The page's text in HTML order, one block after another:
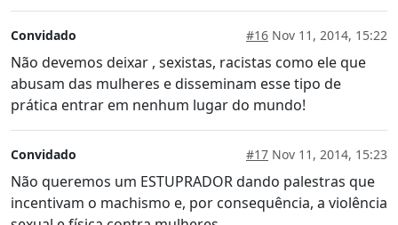
Convidado #16 Nov 11, 2014, 15:22
Não devemos deixar , sexistas, racistas como ele que
abusam das mulheres e disseminam esse tipo de
prática entrar em nenhum lugar do mundo!
Convidado #17 Nov 11, 2014, 15:23
Não queremos um ESTUPRADOR dando palestras que
incentivam o machismo e, por consequência, a violência